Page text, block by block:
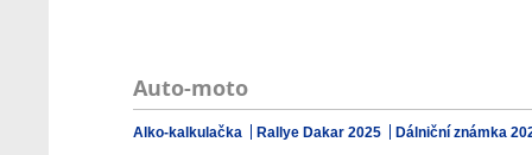
Auto-moto
Alko-kalkulačka Rallye Dakar 2025 Dálniční známka